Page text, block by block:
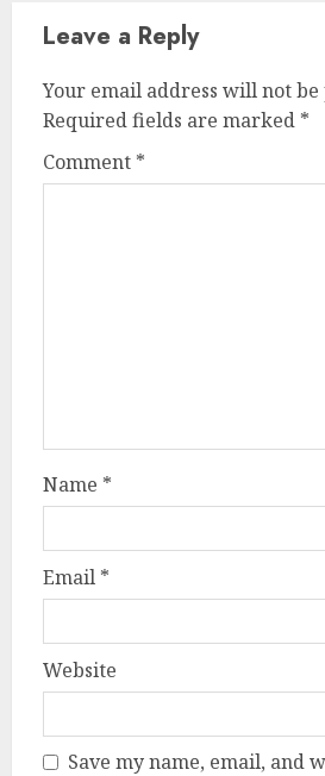
Leave a Reply
Your email address will not be
Required fields are marked *
Comment *
Name *
Email *
Website
Save my name, email, and